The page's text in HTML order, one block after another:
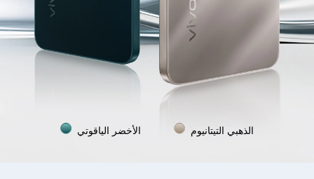
الأخضر الياقوتي الذهبي التيتانيوم